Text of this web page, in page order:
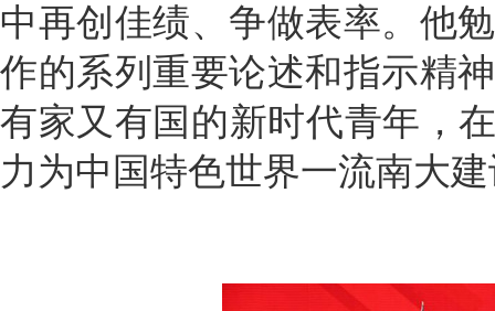
中再创佳绩、争做表率。他
作的系列重要论述和指示精
有家又有国的新时代青年，
力为中国特色世界一流南大